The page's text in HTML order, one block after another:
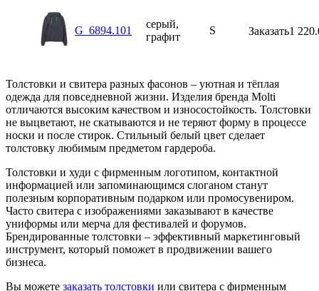
G_6894.101
серый,
графит
S Заказать1
Толстовки и свитера разных фасонов – уютная и тёплая
одежда для повседневной жизни. Изделия бренда Molti
отличаются высоким качеством и износостойкость. Толстовки
не выцветают, не скатываются и не теряют форму в процессе
носки и после стирок. Стильный белый цвет сделает
толстовку любимым предметом гардероба.
Толстовки и худи с фирменным логотипом, контактной
информацией или запоминающимся слоганом станут
полезным корпоративным подарком или промосувениром.
Часто свитера с изображениями заказывают в качестве
униформы или мерча для фестивалей и форумов.
Брендированные толстовки – эффективный маркетинговый
инструмент, который поможет в продвижении вашего
бизнеса.
Вы можете заказать толстовки или свитера с фирменным